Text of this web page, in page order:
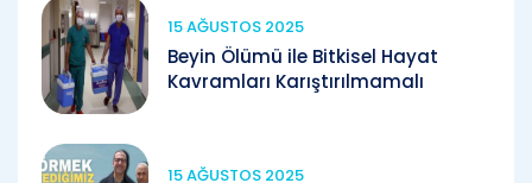
15 AĞUSTOS 2025
Beyin Ölümü ile Bitkisel Hayat
Kavramları Karıştırılmamalı
15 AĞUSTOS 2025